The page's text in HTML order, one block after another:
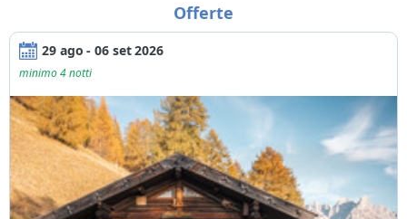
31/08/2026
01/09/2026
30/09/2026
01/10/2026
01/12/2026
31/12/2026 da200€a597€
01/01/2027
31/01/2027 200€
597€
01/02/2027
28/02/2027 da200€
577€
01/03/2027
31/03/2027 da200€a536€
Offerte
29 ago - 06 set 2026
minimo 4 notti